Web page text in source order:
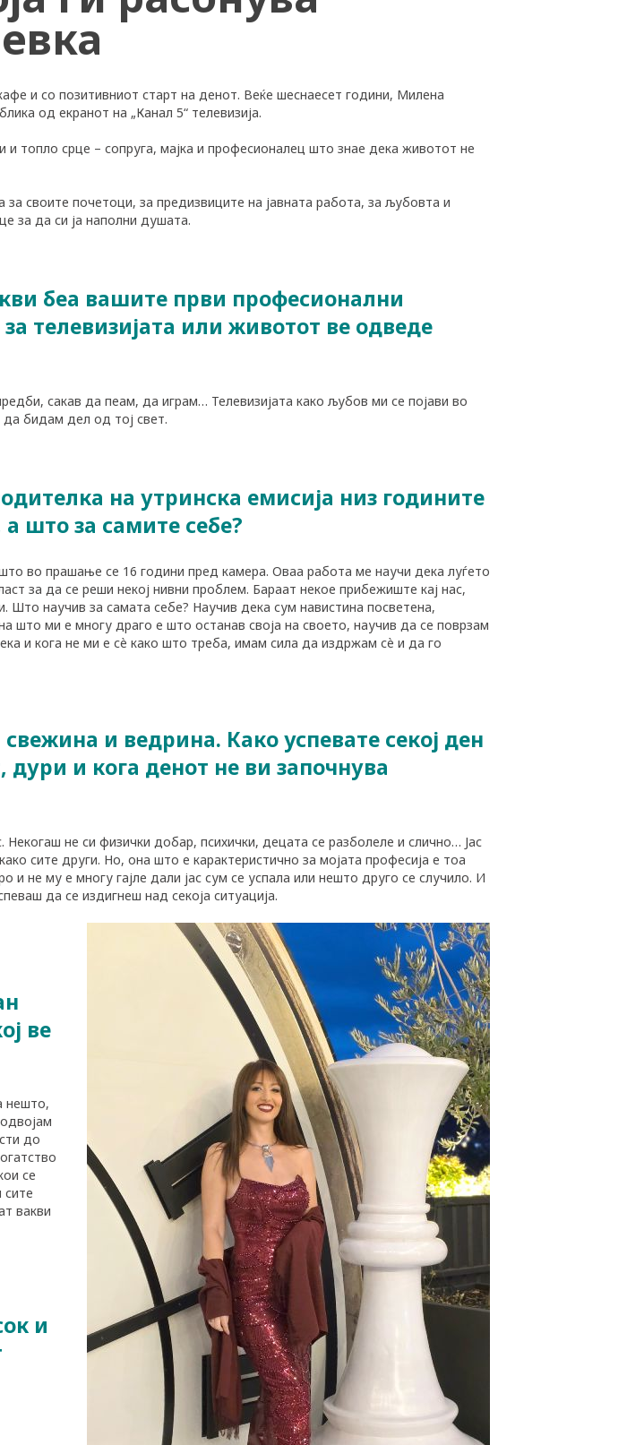
и со позитивниот старт на денот. Веќе шеснаесет години, Милена
од екранот на „Канал 5“ телевизија.
топло срце – сопруга, мајка и професионалец што знае дека животот не
своите почетоци, за предизвиците на јавната работа, за љубовта и
за да си ја наполни душата.
беа вашите први професионални
телевизијата или животот ве одведе
сакав да пеам, да играм… Телевизијата како љубов ми се појави во
да бидам дел од тој свет.
на утринска емисија низ годините
што за самите себе?
во прашање се 16 години пред камера. Оваа работа ме научи дека луѓето
за да се реши некој нивни проблем. Бараат некое прибежиште кај нас,
Што научив за самата себе? Научив дека сум навистина посветена,
што ми е многу драго е што останав своја на своето, научив да се поврзам
и кога не ми е сè како што треба, имам сила да издржам сè и да го
и ведрина. Како успевате секој ден
дури и кога денот не ви започнува
не си физички добар, психички, децата се разболеле и слично… Јас
сите други. Но, она што е карактеристично за мојата професија е тоа
не му е многу гајле дали јас сум се успала или нешто друго се случило. И
да се издигнеш над секоја ситуација.
ве
нешто,
до
се
сите
вакви
и